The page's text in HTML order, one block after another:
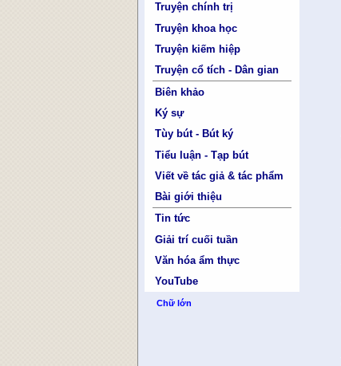
Truyện chính trị
Truyện khoa học
Truyện kiếm hiệp
Truyện cổ tích - Dân gian
Biên khảo
Ký sự
Tùy bút - Bút ký
Tiểu luận - Tạp bút
Viết về tác giả & tác phẩm
Bài giới thiệu
Tin tức
Giải trí cuối tuần
Văn hóa ẩm thực
YouTube
Chữ lớn